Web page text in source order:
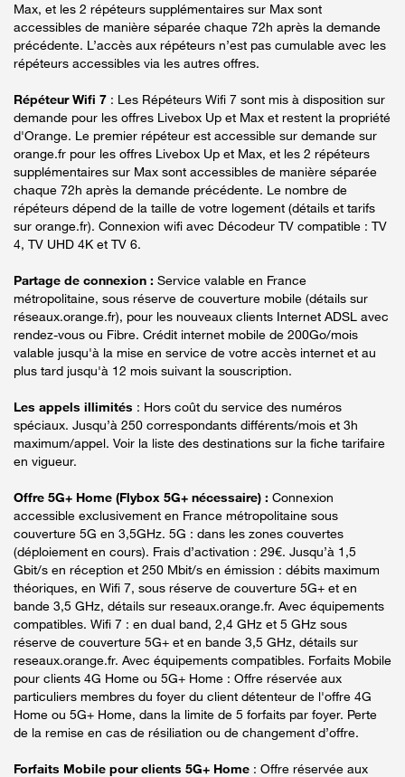
Max, et les 2 répéteurs supplémentaires sur Max sont
accessibles de manière séparée chaque 72h après la demande
précédente. L’accès aux répéteurs n’est pas cumulable avec les
répéteurs accessibles via les autres offres.
Répéteur Wifi 7 : Les Répéteurs Wifi 7 sont mis à disposition sur
demande pour les offres Livebox Up et Max et restent la propriété
d'Orange. Le premier répéteur est accessible sur demande sur
orange.fr pour les offres Livebox Up et Max, et les 2 répéteurs
supplémentaires sur Max sont accessibles de manière séparée
chaque 72h après la demande précédente. Le nombre de
répéteurs dépend de la taille de votre logement (détails et tarifs
sur orange.fr). Connexion wifi avec Décodeur TV compatible : TV
4, TV UHD 4K et TV 6.
Partage de connexion : Service valable en France
métropolitaine, sous réserve de couverture mobile (détails sur
réseaux.orange.fr), pour les nouveaux clients Internet ADSL avec
rendez-vous ou Fibre. Crédit internet mobile de 200Go/mois
valable jusqu'à la mise en service de votre accès internet et au
plus tard jusqu'à 12 mois suivant la souscription.
Les appels illimités : Hors coût du service des numéros
spéciaux. Jusqu’à 250 correspondants différents/mois et 3h
maximum/appel. Voir la liste des destinations sur la fiche tarifaire
en vigueur.
Offre 5G+ Home (Flybox 5G+ nécessaire) : Connexion
accessible exclusivement en France métropolitaine sous
couverture 5G en 3,5GHz. 5G : dans les zones couvertes
(déploiement en cours). Frais d’activation : 29€. Jusqu’à 1,5
Gbit/s en réception et 250 Mbit/s en émission : débits maximum
théoriques, en Wifi 7, sous réserve de couverture 5G+ et en
bande 3,5 GHz, détails sur reseaux.orange.fr. Avec équipements
compatibles. Wifi 7 : en dual band, 2,4 GHz et 5 GHz sous
réserve de couverture 5G+ et en bande 3,5 GHz, détails sur
reseaux.orange.fr. Avec équipements compatibles. Forfaits Mobile
pour clients 4G Home ou 5G+ Home : Offre réservée aux
particuliers membres du foyer du client détenteur de l'offre 4G
Home ou 5G+ Home, dans la limite de 5 forfaits par foyer. Perte
de la remise en cas de résiliation ou de changement d’offre.
Forfaits Mobile pour clients 5G+ Home : Offre réservée aux